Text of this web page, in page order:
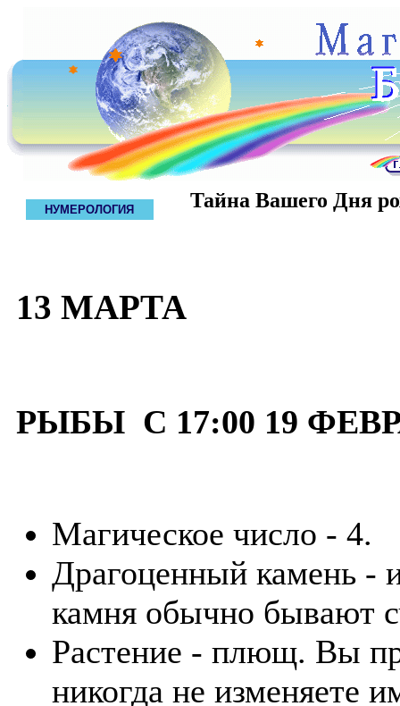
НУМЕРОЛОГИЯ Тайна Вашего Дня
13 МАРТА
РЫБЫ С 17:00 19
Магическое число - 4.
Драгоценный камень -
камня обычно бывают
Растение - плющ. Вы
никогда не изменяете